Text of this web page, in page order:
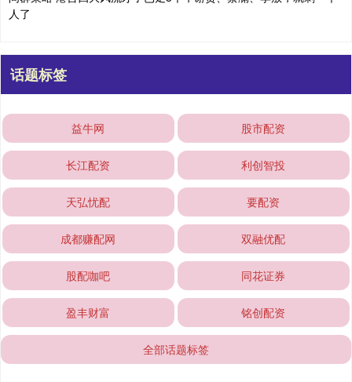
人了
话题标签
益牛网 股市配资
长江配资 利创智投
天弘忧配 要配资
成都赚配网 双融优配
股配咖吧 同花证券
盈丰财富 铭创配资
全部话题标签